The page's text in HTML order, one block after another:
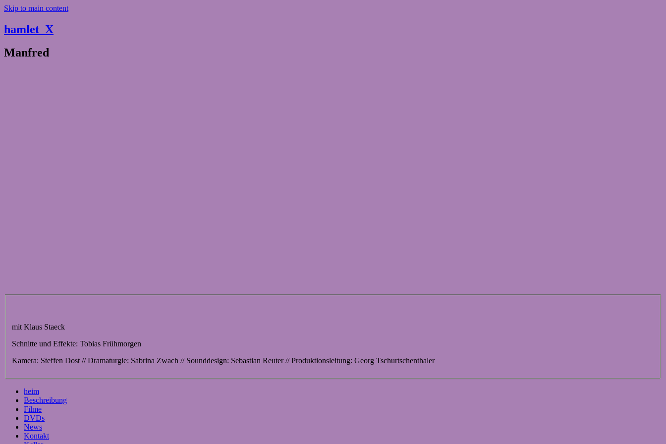
Skip to main content
hamlet_X
Manfred
mit Klaus Staeck
Schnitte und Effekte: Tobias Frühmorgen
Kamera: Steffen Dost // Dramaturgie: Sabrina Zwach // Sounddesign: Sebastian Reuter // Produktionsleitung: Georg Tschurtschenthaler
heim
Beschreibung
Filme
DVDs
News
Kontakt